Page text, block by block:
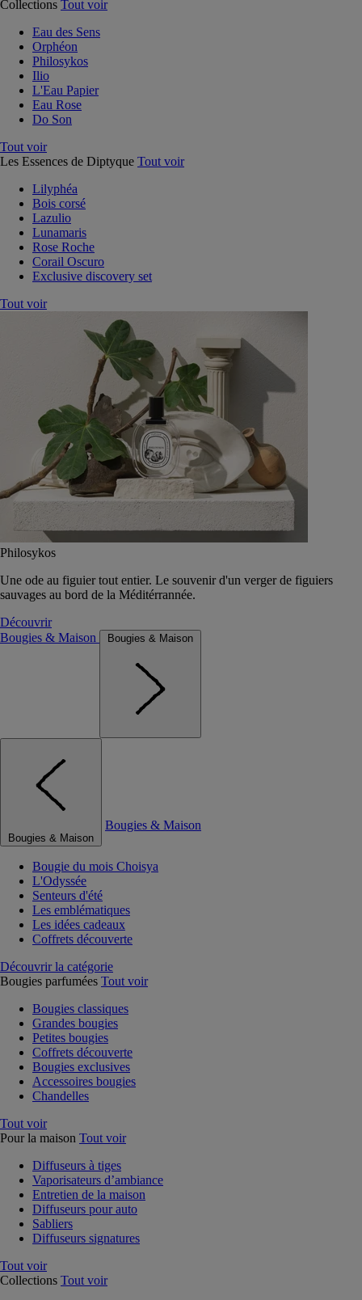
Collections Tout voir
Eau des Sens
Orphéon
Philosykos
Ilio
L'Eau Papier
Eau Rose
Do Son
Tout voir
Les Essences de Diptyque Tout voir
Lilyphéa
Bois corsé
Lazulio
Lunamaris
Rose Roche
Corail Oscuro
Exclusive discovery set
Tout voir
Philosykos
Une ode au figuier tout entier. Le souvenir d'un verger de figuiers
sauvages au bord de la Méditérrannée.
Découvrir
Bougies & Maison
Bougies & Maison
Bougies & Maison
Bougies & Maison
Bougie du mois Choisya
L'Odyssée
Senteurs d'été
Les emblématiques
Les idées cadeaux
Coffrets découverte
Découvrir la catégorie
Bougies parfumées Tout voir
Bougies classiques
Grandes bougies
Petites bougies
Coffrets découverte
Bougies exclusives
Accessoires bougies
Chandelles
Tout voir
Pour la maison Tout voir
Diffuseurs à tiges
Vaporisateurs d’ambiance
Entretien de la maison
Diffuseurs pour auto
Sabliers
Diffuseurs signatures
Tout voir
Collections Tout voir